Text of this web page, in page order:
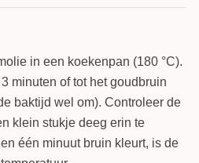
in een koekenpan (180 °C).
minuten of tot het goudbruin
baktijd wel om). Controleer de
klein stukje deeg erin te
één minuut bruin kleurt, is de